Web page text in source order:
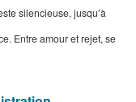
silencieuse, jusqu’à
Entre amour et rejet, se